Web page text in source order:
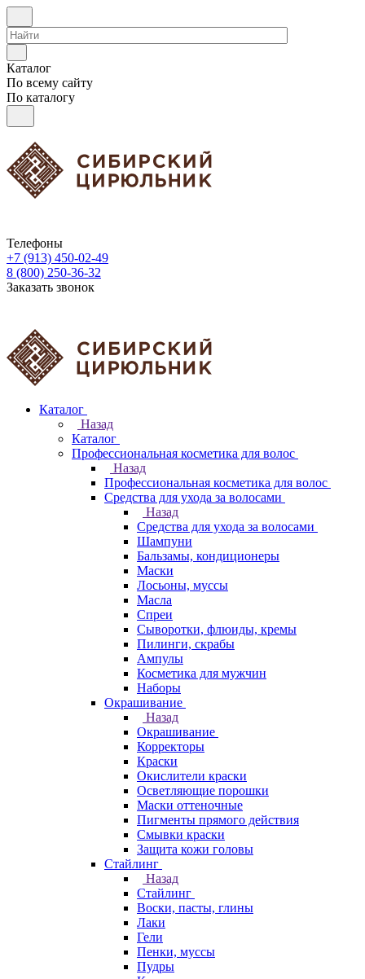
Каталог
По всему сайту
По каталогу
Телефоны
+7 (913) 450-02-49
8 (800) 250-36-32
Заказать звонок
Каталог
Назад
Каталог
Профессиональная косметика для волос
Назад
Профессиональная косметика для волос
Средства для ухода за волосами
Назад
Средства для ухода за волосами
Шампуни
Бальзамы, кондиционеры
Маски
Лосьоны, муссы
Масла
Спреи
Сыворотки, флюиды, кремы
Пилинги, скрабы
Ампулы
Косметика для мужчин
Наборы
Окрашивание
Назад
Окрашивание
Корректоры
Краски
Окислители краски
Осветляющие порошки
Маски оттеночные
Пигменты прямого действия
Смывки краски
Защита кожи головы
Стайлинг
Назад
Стайлинг
Воски, пасты, глины
Лаки
Гели
Пенки, муссы
Пудры